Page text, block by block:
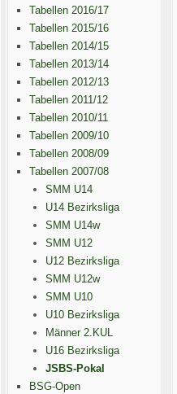
Tabellen 2016/17
Tabellen 2015/16
Tabellen 2014/15
Tabellen 2013/14
Tabellen 2012/13
Tabellen 2011/12
Tabellen 2010/11
Tabellen 2009/10
Tabellen 2008/09
Tabellen 2007/08
SMM U14
U14 Bezirksliga
SMM U14w
SMM U12
U12 Bezirksliga
SMM U12w
SMM U10
U10 Bezirksliga
Männer 2.KUL
U16 Bezirksliga
JSBS-Pokal
BSG-Open